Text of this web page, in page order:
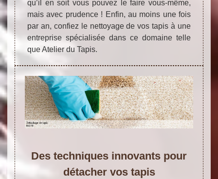
qu’il en soit vous pouvez le faire vous-même,
mais avec prudence ! Enfin, au moins une fois
par an, confiez le nettoyage de vos tapis à une
entreprise spécialisée dans ce domaine telle
que Atelier du Tapis.
Des techniques innovants pour
détacher vos tapis